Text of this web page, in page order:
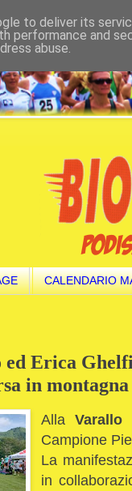
CALENDARIO
ed Erica
in
Alla Varallo
Campione
La
in
to deliver its
performance and
abuse.